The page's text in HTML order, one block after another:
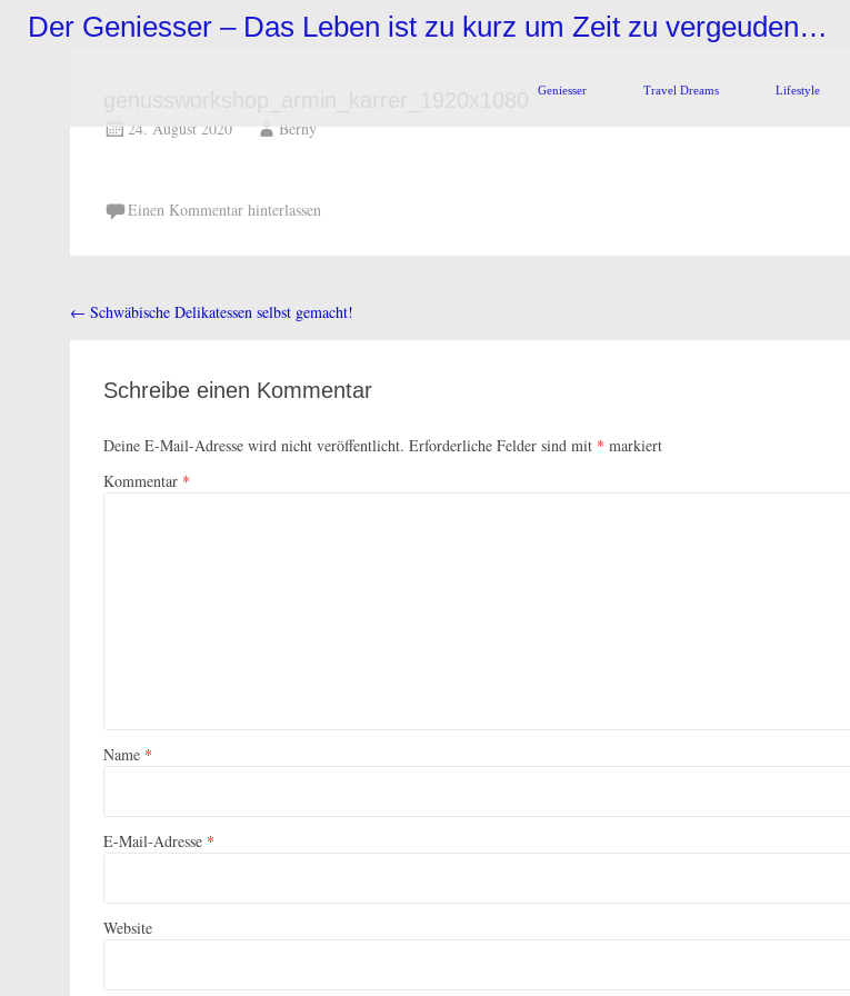
InhaltDer Geniesser – Das Leben ist zu kurz um Zeit zu vergeuden…
Geniesser Travel Dreams Lifestyle
24. August 2020 Berny
Einen Kommentar hinterlassen
Beitragsnavigation
← Schwäbische Delikatessen selbst gemacht!
Schreibe einen Kommentar
Deine E-Mail-Adresse wird nicht veröffentlicht. Erforderliche Felder sind mit * markiert
Kommentar *
Name *
E-Mail-Adresse *
Website